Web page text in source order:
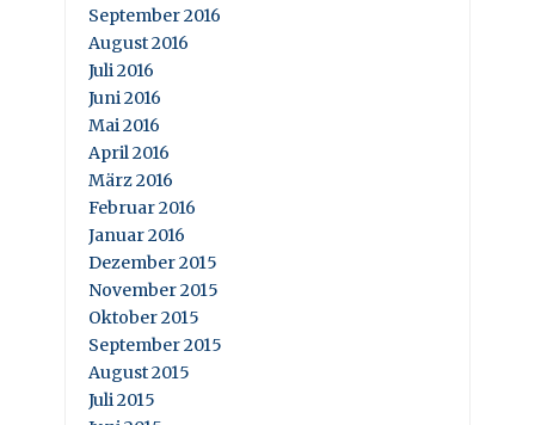
September 2016
August 2016
Juli 2016
Juni 2016
Mai 2016
April 2016
März 2016
Februar 2016
Januar 2016
Dezember 2015
November 2015
Oktober 2015
September 2015
August 2015
Juli 2015